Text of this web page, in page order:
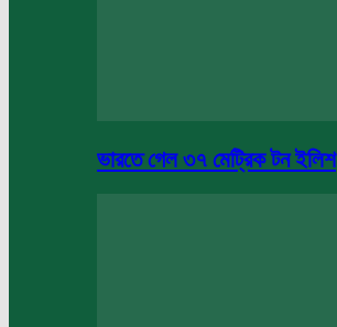
ভারতে গেল ৩৭ মেট্রিক টন ইলিশ